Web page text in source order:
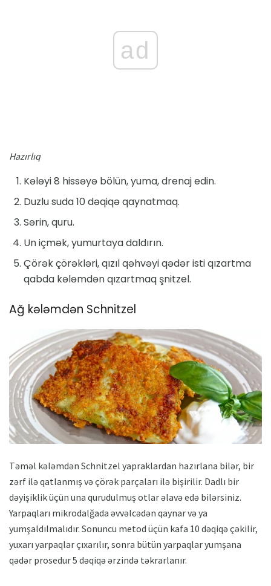
ad
Hazırlıq
Kələyi 8 hissəyə bölün, yuma, drenaj edin.
Duzlu suda 10 dəqiqə qaynatmaq.
Sərin, quru.
Un içmək, yumurtaya daldırın.
Çörək çörəkləri, qızıl qəhvəyi qədər isti qızartma
qabda kələmdən qızartmaq şnitzel.
Ağ kələmdən Schnitzel
Təməl kələmdən Schnitzel yapraklardan hazırlana bilər, bir
zərf ilə qatlanmış və çörək parçaları ilə bişirilir. Dadlı bir
dəyişiklik üçün una qurudulmuş otlar əlavə edə bilərsiniz.
Yarpaqları mikrodalğada əvvəlcədən qaynar və ya
yumşaldılmalıdır. Sonuncu metod üçün kafa 10 dəqiqə çəkilir,
yuxarı yarpaqlar çıxarılır, sonra bütün yarpaqlar yumşana
qədər prosedur 5 dəqiqə ərzində təkrarlanır.